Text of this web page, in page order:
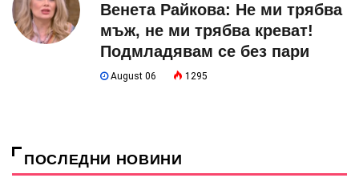
Венета Райкова: Не ми трябва
мъж, не ми трябва креват!
Подмладявам се без пари
August 06 1295
ПОСЛЕДНИ НОВИНИ